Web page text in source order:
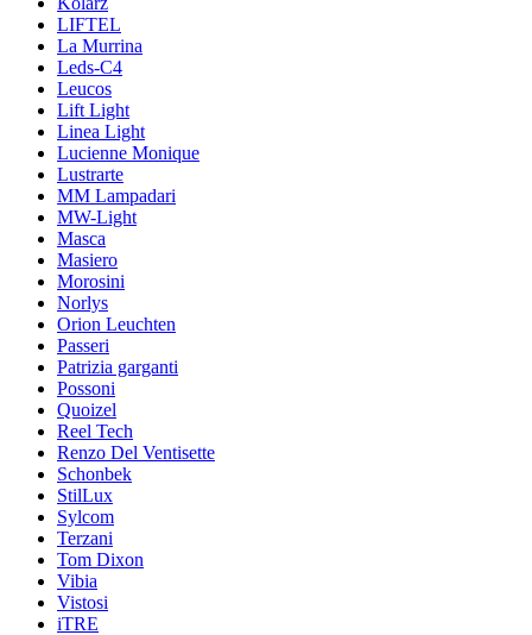
LIFTEL
La Murrina
Leds-C4
Leucos
Lift Light
Linea Light
Lucienne Monique
Lustrarte
MM Lampadari
MW-Light
Masca
Masiero
Morosini
Norlys
Orion Leuchten
Passeri
Patrizia garganti
Possoni
Quoizel
Reel Tech
Renzo Del Ventisette
Schonbek
StilLux
Sylcom
Terzani
Tom Dixon
Vibia
Vistosi
iTRE